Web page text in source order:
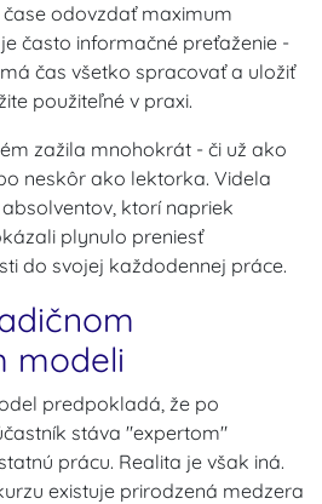
odovzdať maximum
často informačné preťaženie -
čas všetko spracovať a uložiť
použiteľné v praxi.
zažila mnohokrát - či už ako
neskôr ako lektorka. Videla
ktorí napriek
plynulo preniesť
do svojej každodennej práce.
modeli
predpokladá, že po
stáva "expertom"
prácu. Realita je však iná.
existuje prirodzená medzera